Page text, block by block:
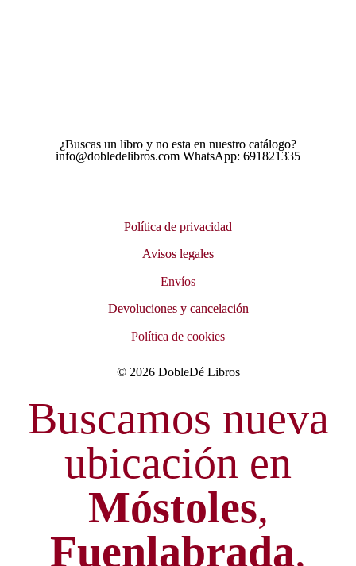
¿Buscas un libro y no esta en nuestro catálogo?
info@dobledelibros.com WhatsApp: 691821335
Política de privacidad
Avisos legales
Envíos
Devoluciones y cancelación
Política de cookies
© 2026 DobleDé Libros
Buscamos nueva
ubicación en
Móstoles,
Fuenlabrada,